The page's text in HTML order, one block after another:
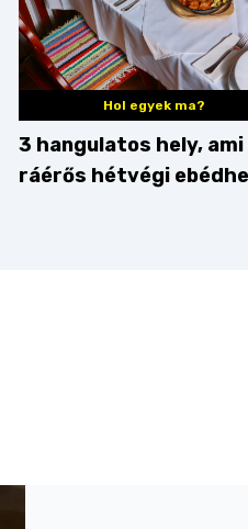
Hol egyek ma?
3 hangulatos hely,
ráérős hétvégi